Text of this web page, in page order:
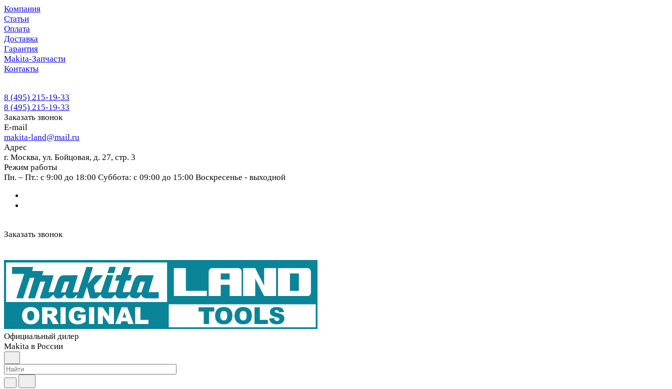
Компания
Статьи
Оплата
Доставка
Гарантия
Makita-Запчасти
Контакты
8 (495) 215-19-33
8 (495) 215-19-33
Заказать звонок
E-mail
makita-land@mail.ru
Адрес
г. Москва, ул. Бойцовая, д. 27, стр. 3
Режим работы
Пн. – Пт.: с 9:00 до 18:00 Суббота: с 09:00 до 15:00 Воскресенье - выходной
Заказать звонок
Официальный дилер
Makita в России